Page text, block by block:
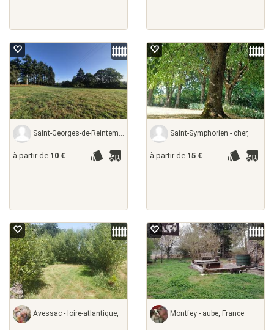
Saint-Georges-de-Reintembault - ille-et-vilaine,
à partir de 10 €
Saint-Symphorien - cher,
à partir de 15 €
Avessac - loire-atlantique, Montfey - aube, France